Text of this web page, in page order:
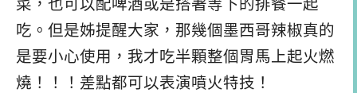
菜，也可以配啤酒或是搭著等下的排餐一起
吃。但是姊提醒大家，那幾個墨西哥辣椒真的
是要小心使用，我才吃半顆整個胃馬上起火燃
燒！！！差點都可以表演噴火特技！